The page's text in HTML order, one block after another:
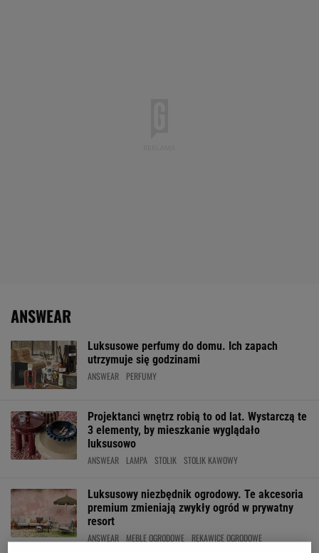
ANSWEAR
Luksusowe perfumy do domu. Ich zapach
utrzymuje się godzinami
ANSWEAR PERFUMY
Projektanci wnętrz robią to od lat. Wystarczą te
3 elementy, by mieszkanie wyglądało
luksusowo
ANSWEAR LAMPA STOLIK STOLIK KAWOWY
Luksusowy niezbędnik ogrodowy. Te akcesoria
premium zmieniają zwykły ogród w prywatny
resort
ANSWEAR MEBLE OGRODOWE RĘKAWICE OGRODOWE